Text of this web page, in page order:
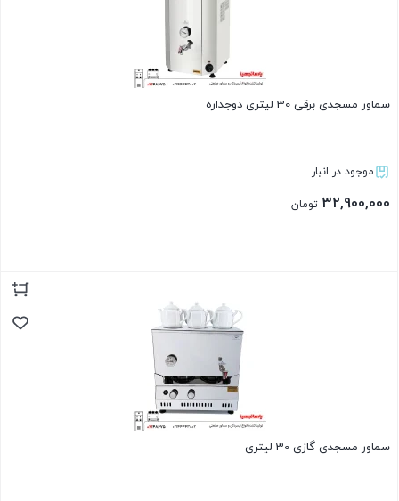
سماور مسجدی برقی 30 لیتری دوجداره
موجود در انبار
32,900,000 تومان
سماور مسجدی گازی 30 لیتری